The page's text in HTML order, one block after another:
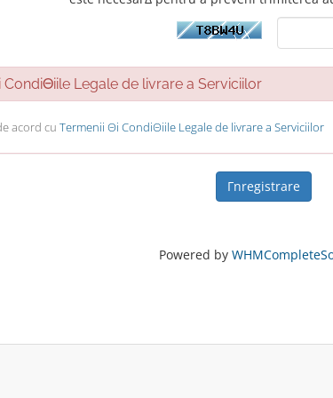
Legale de livrare a Serviciilor
acord cu Termenii Θi CondiΘiile Legale de livrare a Serviciilor
Powered by